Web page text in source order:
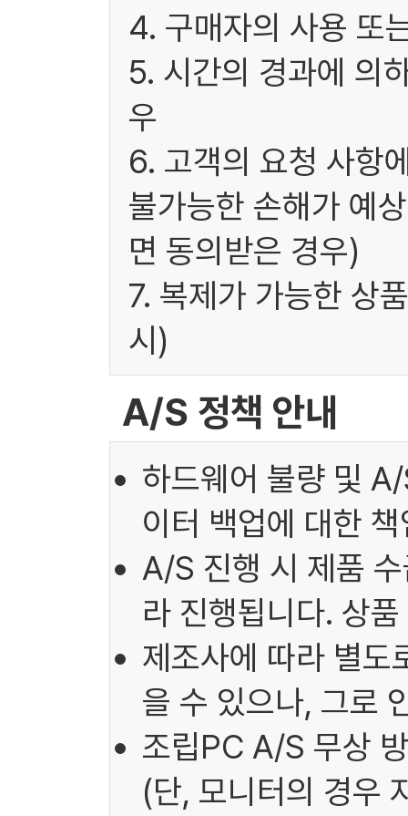
4. 구매자의 사용 또
5. 시간의 경과에 의
우
6. 고객의 요청 사항
불가능한 손해가 예
면 동의받은 경우)
7. 복제가 가능한 상
시)
A/S 정책 안내
하드웨어 불량 및
이터 백업에 대한
A/S 진행 시 제품
라 진행됩니다. 상
제조사에 따라 별
을 수 있으나, 그로
조립PC A/S 무상
(단, 모니터의 경우